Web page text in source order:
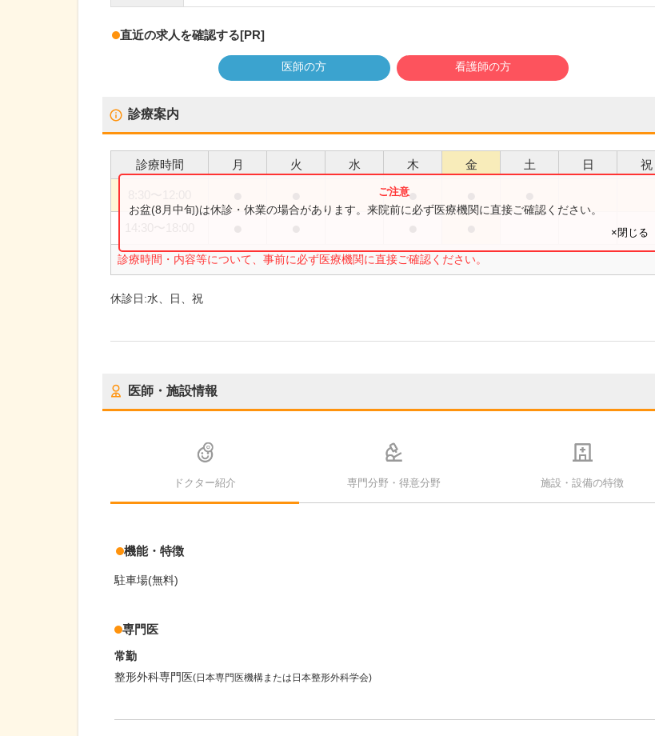
直近の求人を確認する[PR]
医師の方 看護師の方
診療案内
診療時間 月 火 水 木 金 土 日 祝
●
診療時間・内容等について、事前に必ず医療機関に直接ご確認ください。
お盆(8月中旬)は休診・休業の場合があります。来院前に必ず医療機関に直接ご確認ください。
×閉じる
休診日:水、日、祝
医師・施設情報
ドクター紹介 専門分野・得意分野 施設・設備の特徴
機能・特徴
駐車場(無料)
専門医
常勤
整形外科専門医(日本専門医機構または日本整形外科学会)